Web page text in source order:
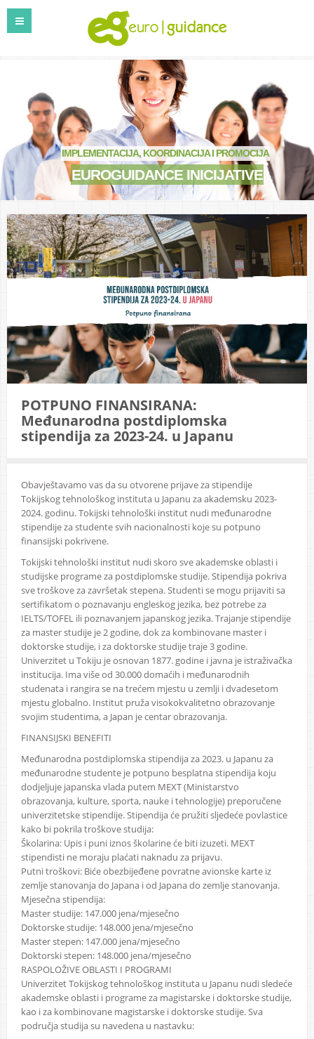
IMPLEMENTACIJA, KOORDINACIJA I PROMOCIJA
EUROGUIDANCE INICIJATIVE
POTPUNO FINANSIRANA:
Međunarodna postdiplomska
stipendija za 2023-24. u Japanu
Obavještavamo vas da su otvorene prijave za stipendije
Tokijskog tehnološkog instituta u Japanu za akademsku 2023-
2024. godinu. Tokijski tehnološki institut nudi međunarodne
stipendije za studente svih nacionalnosti koje su potpuno
finansijski pokrivene.
Tokijski tehnološki institut nudi skoro sve akademske oblasti i
studijske programe za postdiplomske studije. Stipendija pokriva
sve troškove za završetak stepena. Studenti se mogu prijaviti sa
sertifikatom o poznavanju engleskog jezika, bez potrebe za
IELTS/TOFEL ili poznavanjem japanskog jezika. Trajanje stipendije
za master studije je 2 godine, dok za kombinovane master i
doktorske studije, i za doktorske studije traje 3 godine.
Univerzitet u Tokiju je osnovan 1877. godine i javna je istraživačka
institucija. Ima više od 30.000 domaćih i međunarodnih
studenata i rangira se na trećem mjestu u zemlji i dvadesetom
mjestu globalno. Institut pruža visokokvalitetno obrazovanje
svojim studentima, a Japan je centar obrazovanja.
FINANSIJSKI BENEFITI
Međunarodna postdiplomska stipendija za 2023. u Japanu za
međunarodne studente je potpuno besplatna stipendija koju
dodjeljuje japanska vlada putem MEXT (Ministarstvo
obrazovanja, kulture, sporta, nauke i tehnologije) preporučene
univerzitetske stipendije. Stipendija će pružiti sljedeće povlastice
kako bi pokrila troškove studija:
Školarina: Upis i puni iznos školarine će biti izuzeti. MEXT
stipendisti ne moraju plaćati naknadu za prijavu.
Putni troškovi: Biće obezbijeđene povratne avionske karte iz
zemlje stanovanja do Japana i od Japana do zemlje stanovanja.
Mjesečna stipendija:
Master studije: 147.000 jena/mjesečno
Doktorske studije: 148.000 jena/mjesečno
Master stepen: 147.000 jena/mjesečno
Doktorski stepen: 148.000 jena/mjesečno
RASPOLOŽIVE OBLASTI I PROGRAMI
Univerzitet Tokijskog tehnološkog instituta u Japanu nudi sledeće
akademske oblasti i programe za magistarske i doktorske studije,
kao i za kombinovane magistarske i doktorske studije. Sva
područja studija su navedena u nastavku: